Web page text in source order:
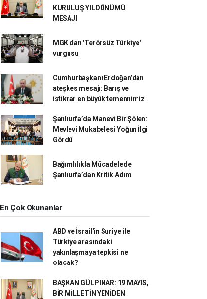
KURULUŞ YILDÖNÜMÜ
MESAJI
MGK'dan 'Terörsüz Türkiye'
vurgusu
Cumhurbaşkanı Erdoğan’dan
ateşkes mesajı: Barış ve
istikrar en büyük temennimiz
Şanlıurfa’da Manevi Bir Şölen:
Mevlevi Mukabelesi Yoğun İlgi
Gördü
Bağımlılıkla Mücadelede
Şanlıurfa’dan Kritik Adım
En Çok Okunanlar
ABD ve İsrail'in Suriye ile
Türkiye arasındaki
yakınlaşmaya tepkisi ne
olacak?
BAŞKAN GÜLPINAR: 19 MAYIS,
BİR MİLLETİN YENİDEN